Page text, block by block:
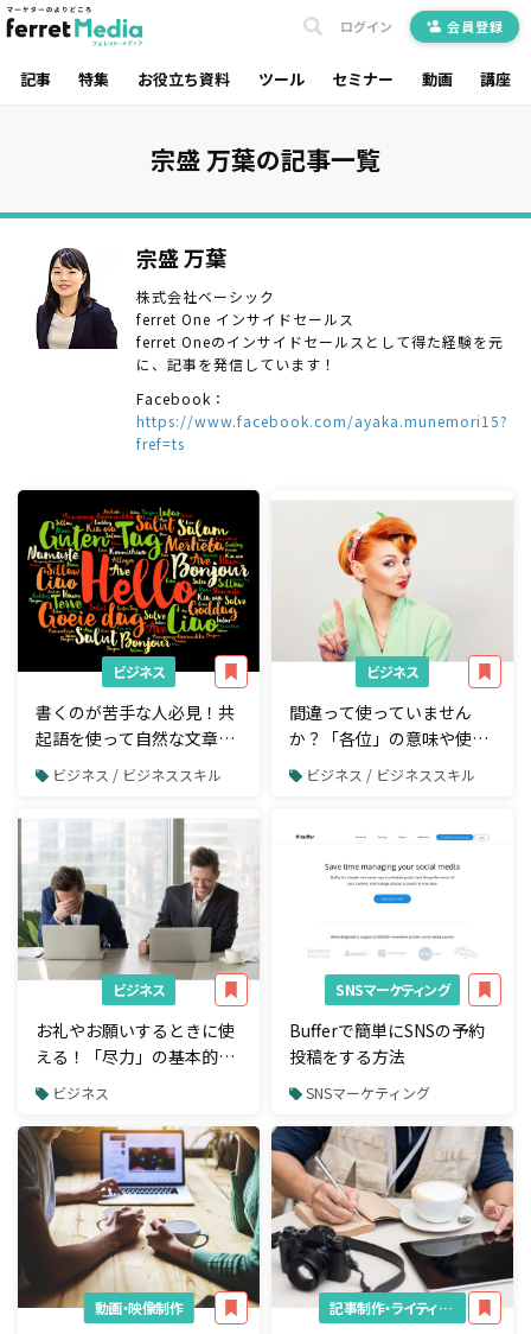
記事 特集 お役立ち資料 ツール セミナー 動画 講座
ログイン 会員登録
宗盛 万葉の記事一覧
宗盛 万葉
株式会社ベーシック
ferret One インサイドセールス
ferret Oneのインサイドセールスとして得た経験を元
に、記事を発信しています！
Facebook：
https://www.facebook.com/ayaka.munemori15?
fref=ts
ビジネス
書くのが苦手な人必見！共
起語を使って自然な文章を
書く方法
ビジネス / ビジネススキル
ビジネス
間違って使っていません
か？「各位」の意味や使い
方を解説
ビジネス / ビジネススキル
ビジネス
お礼やお願いするときに使
える！「尽力」の基本的な
意味と類似表現を紹介
ビジネス
SNSマーケティング
Bufferで簡単にSNSの予約
投稿をする方法
SNSマーケティング
動画・映像制作 記事制作・ライティング